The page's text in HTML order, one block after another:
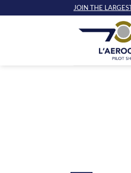
al
JOIN THE